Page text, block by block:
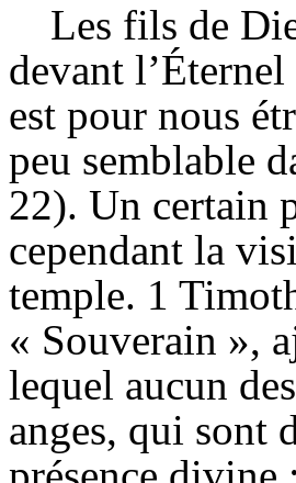
Les fils de
devant
est pour nous
peu semblable
22). Un certain
cependant la
temple. 1
« Souverain »,
lequel aucun
anges, qui sont